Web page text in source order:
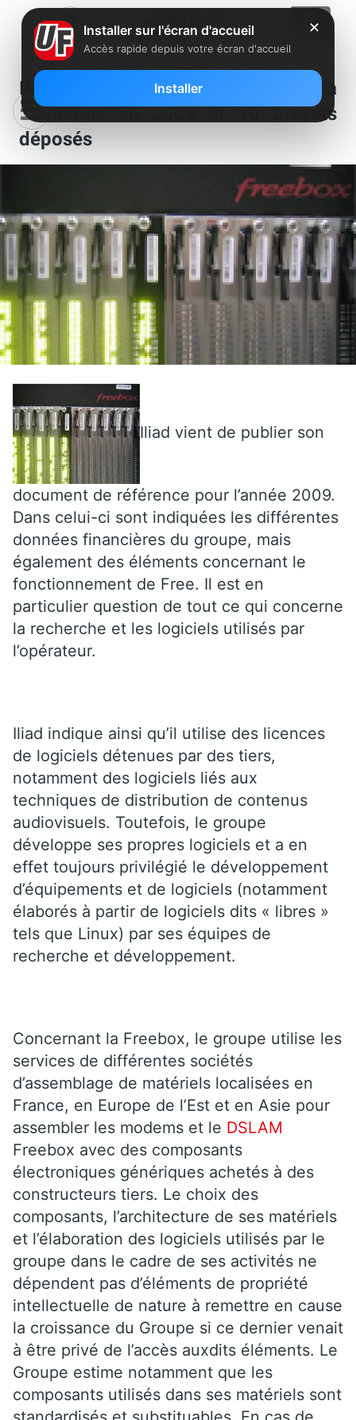
Iliad: 1,8 M€ consacrés à la
recherche en 2009 et 10 brevets
déposés
Iliad vient de publier son
document de référence pour l’année 2009.
Dans celui-ci sont indiquées les différentes
données financières du groupe, mais
également des éléments concernant le
fonctionnement de Free. Il est en
particulier question de tout ce qui concerne
la recherche et les logiciels utilisés par
l’opérateur.
Iliad indique ainsi qu’il utilise des licences
de logiciels détenues par des tiers,
notamment des logiciels liés aux
techniques de distribution de contenus
audiovisuels. Toutefois, le groupe
développe ses propres logiciels et a en
effet toujours privilégié le développement
d’équipements et de logiciels (notamment
élaborés à partir de logiciels dits « libres »
tels que Linux) par ses équipes de
recherche et développement.
Concernant la Freebox, le groupe utilise les
services de différentes sociétés
d’assemblage de matériels localisées en
France, en Europe de l’Est et en Asie pour
assembler les modems et le DSLAM
Freebox avec des composants
électroniques génériques achetés à des
constructeurs tiers. Le choix des
composants, l’architecture de ses matériels
et l’élaboration des logiciels utilisés par le
groupe dans le cadre de ses activités ne
dépendent pas d’éléments de propriété
intellectuelle de nature à remettre en cause
la croissance du Groupe si ce dernier venait
à être privé de l’accès auxdits éléments. Le
Groupe estime notamment que les
composants utilisés dans ses matériels sont
✕
Installer sur l'écran d'accueil
Accès rapide depuis votre écran d'accueil
Installer